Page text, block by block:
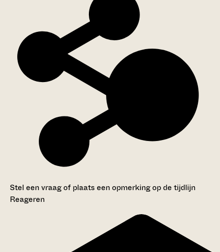
Stel een vraag of plaats een opmerking op de tijdlijn
Reageren